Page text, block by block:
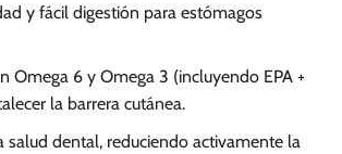
y fácil digestión para estómagos
Omega 6 y Omega 3 (incluyendo EPA +
la barrera cutánea.
salud dental, reduciendo activamente la